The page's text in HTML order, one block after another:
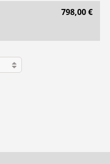
798,00 €